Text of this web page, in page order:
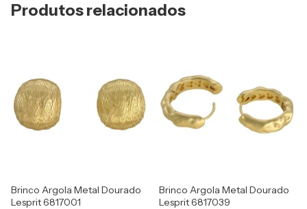
Produtos relacionados
Brinco Argola Metal Dourado
Lesprit 6817001
Brinco Argola Metal Dourado
Lesprit 6817039